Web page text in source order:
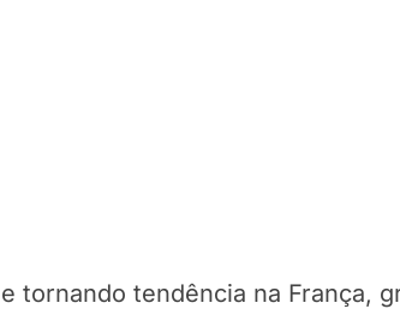
tornando tendência na França,